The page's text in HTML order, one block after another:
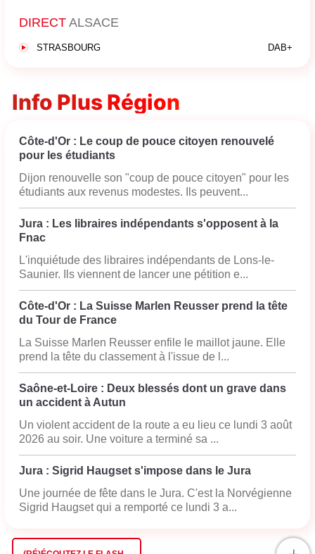
DIRECT ALSACE
STRASBOURG DAB+
Info Plus Région
Côte-d'Or : Le coup de pouce citoyen renouvelé
pour les étudiants
Dijon renouvelle son "coup de pouce citoyen" pour les
étudiants aux revenus modestes. Ils peuvent...
Jura : Les libraires indépendants s'opposent à la
Fnac
L'inquiétude des libraires indépendants de Lons-le-
Saunier. Ils viennent de lancer une pétition e...
Côte-d'Or : La Suisse Marlen Reusser prend la tête
du Tour de France
La Suisse Marlen Reusser enfile le maillot jaune. Elle
prend la tête du classement à l'issue de l...
Saône-et-Loire : Deux blessés dont un grave dans
un accident à Autun
Un violent accident de la route a eu lieu ce lundi 3 août
2026 au soir. Une voiture a terminé sa ...
Jura : Sigrid Haugset s'impose dans le Jura
Une journée de fête dans le Jura. C'est la Norvégienne
Sigrid Haugset qui a remporté ce lundi 3 a...